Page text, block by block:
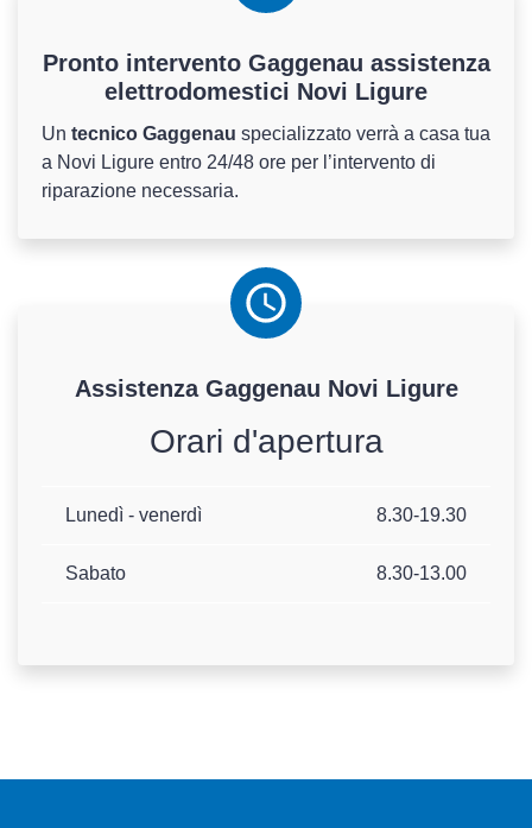
Pronto intervento Gaggenau assistenza
elettrodomestici Novi Ligure
Un tecnico Gaggenau specializzato verrà a casa tua
a Novi Ligure entro 24/48 ore per l’intervento di
riparazione necessaria.
Assistenza Gaggenau Novi Ligure
Orari d'apertura
Lunedì - venerdì 8.30-19.30
Sabato 8.30-13.00